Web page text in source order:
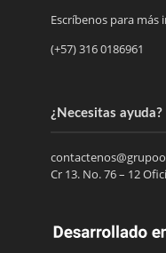
Escríbenos para más
(+57) 316 0186961
¿Necesitas ayuda?
Cr 13. No. 76 – 12